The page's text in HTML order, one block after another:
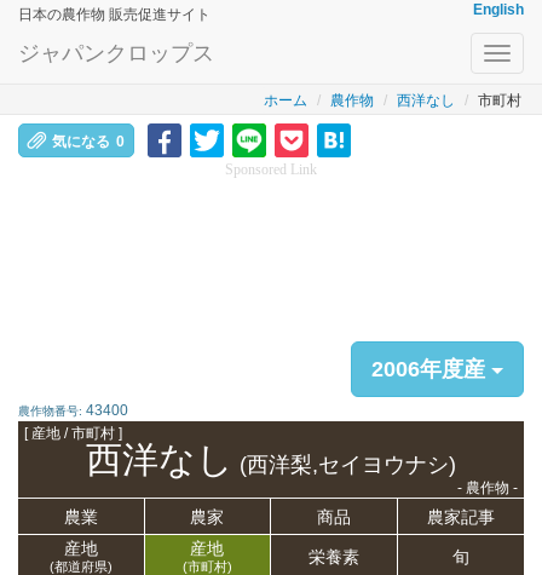
日本の農作物 販売促進サイト English
ジャパンクロップス
ホーム 農作物 西洋なし 市町村
気になる 0
Sponsored Link
2006年度産
農作物番号: 43400
[ 産地 / 市町村 ]
西洋なし (西洋梨,セイヨウナシ)
- 農作物 -
農業 農家 商品
農家記事
産地
(都道府県)
産地
(市町村) 栄養素 旬